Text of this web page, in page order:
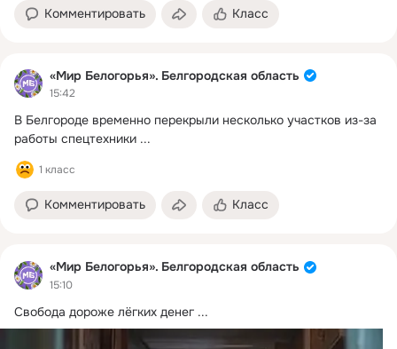
Комментировать Класс
«Мир Белогорья». Белгородская область
15:42
В Белгороде временно перекрыли несколько участков из-за
работы спецтехники ...
1 класс
Комментировать Класс
«Мир Белогорья». Белгородская область
15:10
Свобода дороже лёгких денег ...